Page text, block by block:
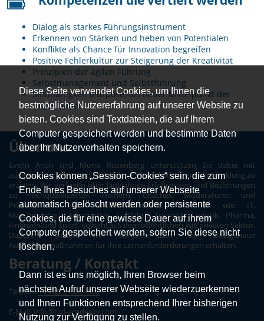
Diese Seite verwendet Cookies, um Ihnen die
bestmögliche Nutzererfahrung auf unserer Website zu
bieten. Cookies sind Textdateien, die auf Ihrem
Computer gespeichert werden und bestimmte Daten
über Ihr Nutzerverhalten speichern.
Cookies können „Session-Cookies“ sein, die zum
Ende Ihres Besuches auf unserer Webseite
automatisch gelöscht werden oder persistente
Cookies, die für eine gewisse Dauer auf ihrem
Computer gespeichert werden, sofern Sie diese nicht
löschen.
Dann ist es uns möglich, Ihren Browser beim
nächsten Aufruf unserer Webseite wiederzuerkennen
und Ihnen Funktionen entsprechend Ihrer bisherigen
Nutzung zur Verfügung zu stellen.
Dialog als starkes Führungsinstrument
Erkennen von Stärken und heben von Potentialen
Konflikte als Chance für Innovation begreifen
Positive Fehlerkultur zur Steigerung der Kreativität
Prinzipien der agilen Führung
Selbstmanagement und Selbstführung
Sinnhaftigkeit (Purpose) als neuer Mittelpunkt der
Organisation
Über uns
Evelin Arian und Mona Rosenberg unterstützen Sie dabei mit
ausgesuchten Partnern nachhaltige Weiterbildung und Entwicklung zu
erzielen. Wir verfügen über langjährige Erfahrungen und Beziehungen
zu hochqualifizierten Trainern, Coaches, Moderatoren und
Präsentatoren aus unterschiedlichsten Branchen wie IT,
Maschinenbau, Automotive, Luftfahrt, Touristik, Logistik, Pharma,
Finanzen und Sport, sowohl aus dem öffentlichen wie privaten Sektor.
Dadurch stellen wir sicher, dass Sie passgenaue
Ausbildungmaßnahmen für Ihre Lernanforderderungen erhalten.
Beratung / Kontakt
Telefon:+49 89 215524500
E-Mail:info@tcd-academy.com